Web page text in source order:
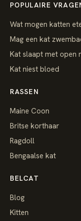
POPULAIRE
Wat mogen katten
Mag een kat
Kat slaapt met open
Kat niest bloed
RASSEN
Maine Coon
Britse korthaar
Ragdoll
Bengaalse kat
BELCAT
Blog
Kitten